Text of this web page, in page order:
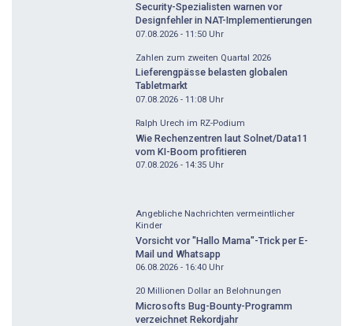
Security-Spezialisten warnen vor
Designfehler in NAT-Implementierungen
07.08.2026 - 11:50 Uhr
Zahlen zum zweiten Quartal 2026
Lieferengpässe belasten globalen
Tabletmarkt
07.08.2026 - 11:08 Uhr
Ralph Urech im RZ-Podium
Wie Rechenzentren laut Solnet/Data11
vom KI-Boom profitieren
07.08.2026 - 14:35 Uhr
Angebliche Nachrichten vermeintlicher
Kinder
Vorsicht vor "Hallo Mama"-Trick per E-
Mail und Whatsapp
06.08.2026 - 16:40 Uhr
20 Millionen Dollar an Belohnungen
Microsofts Bug-Bounty-Programm
verzeichnet Rekordjahr